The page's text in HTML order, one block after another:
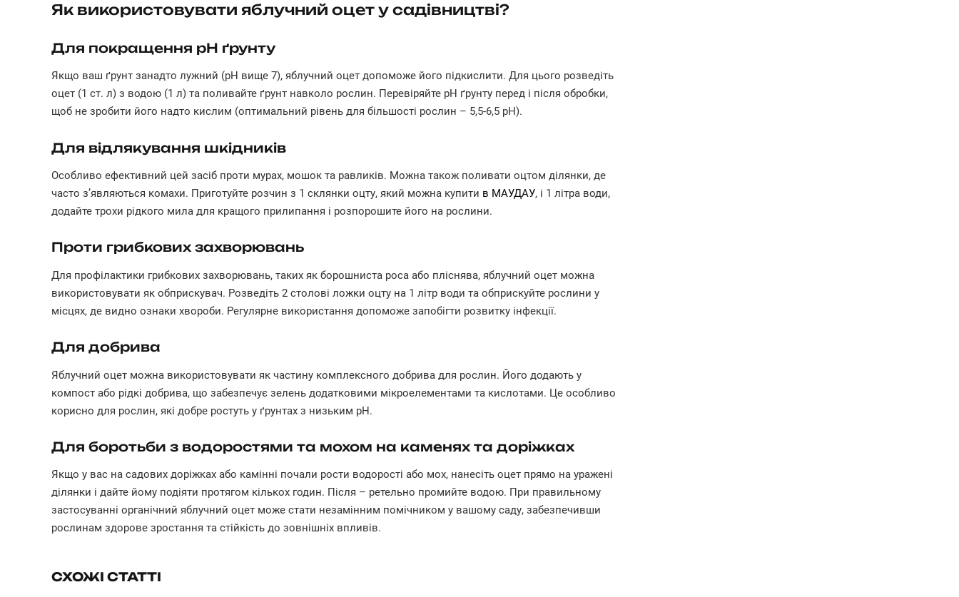
Як використовувати яблучний оцет у садівництві?
Для покращення pH ґрунту
Якщо ваш ґрунт занадто лужний (pH вище 7), яблучний оцет допоможе його підкислити. Для цього розведіть
оцет (1 ст. л) з водою (1 л) та поливайте ґрунт навколо рослин. Перевіряйте pH ґрунту перед і після обробки,
щоб не зробити його надто кислим (оптимальний рівень для більшості рослин – 5,5-6,5 pH).
Для відлякування шкідників
Особливо ефективний цей засіб проти мурах, мошок та равликів. Можна також поливати оцтом ділянки, де
часто з’являються комахи. Приготуйте розчин з 1 склянки оцту, який можна купити в МАУДАУ, і 1 літра води,
додайте трохи рідкого мила для кращого прилипання і розпорошите його на рослини.
Проти грибкових захворювань
Для профілактики грибкових захворювань, таких як борошниста роса або пліснява, яблучний оцет можна
використовувати як обприскувач. Розведіть 2 столові ложки оцту на 1 літр води та обприскуйте рослини у
місцях, де видно ознаки хвороби. Регулярне використання допоможе запобігти розвитку інфекції.
Для добрива
Яблучний оцет можна використовувати як частину комплексного добрива для рослин. Його додають у
компост або рідкі добрива, що забезпечує зелень додатковими мікроелементами та кислотами. Це особливо
корисно для рослин, які добре ростуть у ґрунтах з низьким pH.
Для боротьби з водоростями та мохом на каменях та доріжках
Якщо у вас на садових доріжках або камінні почали рости водорості або мох, нанесіть оцет прямо на уражені
ділянки і дайте йому подіяти протягом кількох годин. Після – ретельно промийте водою. При правильному
застосуванні органічний яблучний оцет може стати незамінним помічником у вашому саду, забезпечивши
рослинам здорове зростання та стійкість до зовнішніх впливів.
СХОЖІ СТАТТІ